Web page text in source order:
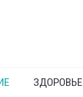
ЗДОРОВЬЕ